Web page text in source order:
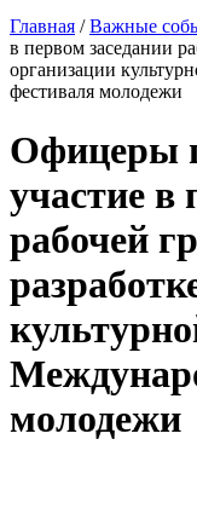
Главная / Важные
в первом заседании
организации
фестиваля молодежи
Офицеры
участие в
рабочей
молодежи